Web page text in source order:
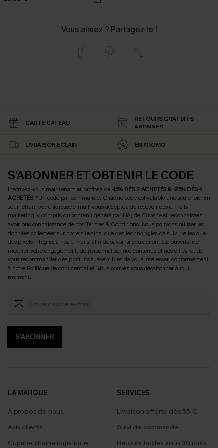
Vous aimez ? Partagez-le !
CARTE CATEAU
RETOURS GRATUITS
ABONNÉS
LIVRAISON ÉCLAIR EN PROMO
S'ABONNER ET OBTENIR LE CODE
Inscrivez-vous maintenant et profitez de -15% DÈS 2 ACHETÉS & -25% DÈS 4
ACHETÉS! *Un code par commande. Chaque code est valable une seule fois. En
soumettant votre adresse e-mail, vous acceptez de recevoir des e-mails
marketing (y compris du contenu généré par l'IA) de Cupshe et reconnaissez
avoir pris connaissance de nosTermes & Conditions. Nous pouvons utiliser les
données collectées sur notre site ainsi que des technologies de suivi, telles que
des pixels intégrés à nos e-mails, afin de savoir si ceux-ci ont été ouverts, de
mesurer votre engagement, de personnaliser nos contenus et nos offres, et de
vous recommander des produits susceptibles de vous intéresser, conformément
à notre Politique de confidentialité. Vous pouvez vous désabonner à tout
moment.
S'ABONNER
LA MARQUE
À propos de nous
Avis clients
Cupshe chaîne logistique
SERVICES
Livraison offerte dès 55 €
Suivi de commande
Retours faciles sous 30 jours